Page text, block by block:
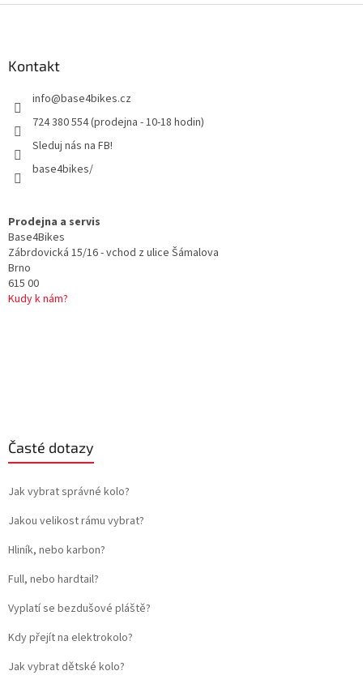
Kontakt
info@base4bikes.cz
724 380 554 (prodejna - 10-18 hodin)
Sleduj nás na FB!
base4bikes/
Prodejna a servis
Base4Bikes
Zábrdovická 15/16 - vchod z ulice Šámalova
Brno
615 00
Kudy k nám?
Časté dotazy
Jak vybrat správné kolo?
Jakou velikost rámu vybrat?
Hliník, nebo karbon?
Full, nebo hardtail?
Vyplatí se bezdušové pláště?
Kdy přejít na elektrokolo?
Jak vybrat dětské kolo?